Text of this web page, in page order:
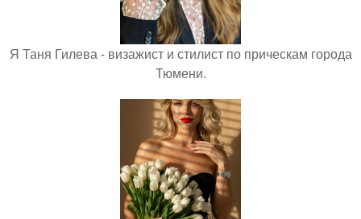
Я Таня Гилева - визажист и стилист по прическам города
Тюмени.